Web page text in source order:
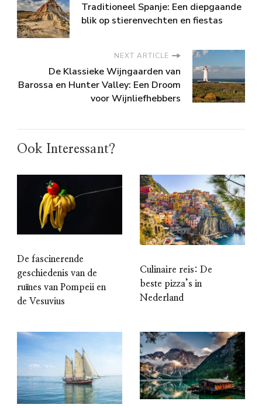
Traditioneel Spanje: Een diepgaande
blik op stierenvechten en fiestas
NEXT ARTICLE
De Klassieke Wijngaarden van
Barossa en Hunter Valley: Een Droom
voor Wijnliefhebbers
Ook Interessant?
De fascinerende
geschiedenis van de
ruïnes van Pompeii en
de Vesuvius
Culinaire reis: De
beste pizza’s in
Nederland